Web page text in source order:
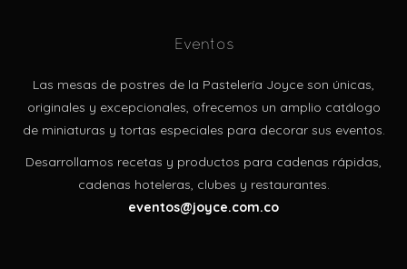
Eventos
Las mesas de postres de la Pastelería Joyce son únicas,
originales y excepcionales, ofrecemos un amplio catálogo
de miniaturas y tortas especiales para decorar sus eventos.
Desarrollamos recetas y productos para cadenas rápidas,
cadenas hoteleras, clubes y restaurantes.
eventos@joyce.com.co